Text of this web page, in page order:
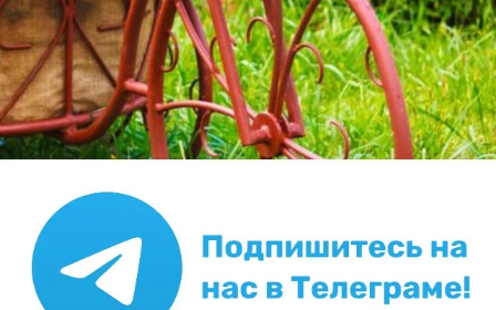
дачных мастер-классов с OBI»
Реставрация старенького дачного
туалета, или Новая жизнь старых
вещей... 8
это скоро исправим, для этого даже нашли комнату в
доме площадью 7 метров, решили ликвидировать
небольшой гараж-сарай. Там только ненужные вещи
собираются, а так — будет ванная комната. Но пока...